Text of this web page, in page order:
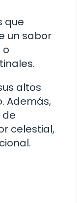
que
un sabor
o
altos
Además,
celestial,